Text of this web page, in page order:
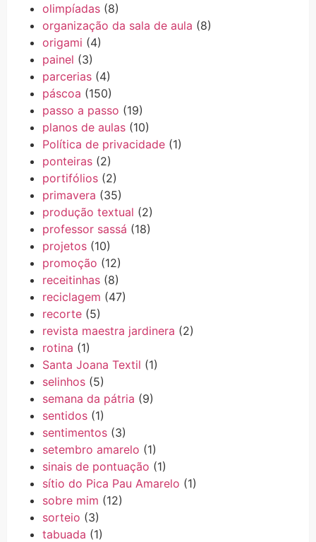
olimpíadas (8)
organização da sala de aula (8)
origami (4)
painel (3)
parcerias (4)
páscoa (150)
passo a passo (19)
planos de aulas (10)
Política de privacidade (1)
ponteiras (2)
portifólios (2)
primavera (35)
produção textual (2)
professor sassá (18)
projetos (10)
promoção (12)
receitinhas (8)
reciclagem (47)
recorte (5)
revista maestra jardinera (2)
rotina (1)
Santa Joana Textil (1)
selinhos (5)
semana da pátria (9)
sentidos (1)
sentimentos (3)
setembro amarelo (1)
sinais de pontuação (1)
sítio do Pica Pau Amarelo (1)
sobre mim (12)
sorteio (3)
tabuada (1)